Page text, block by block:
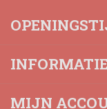
INFORMATIE
MIJN